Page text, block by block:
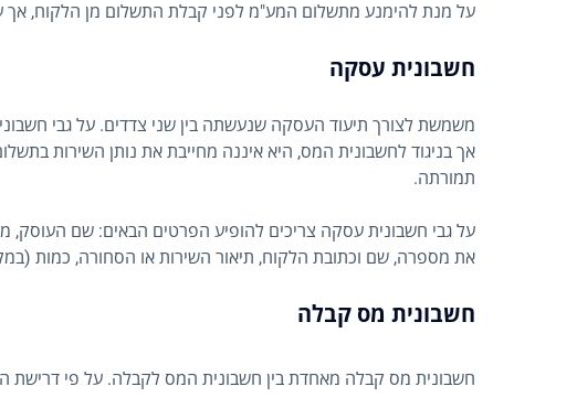
על מנת להימנע מתשלום המע"מ לפני קבלת התשלום מן הלקוח, אך
חשבונית עסקה
משמשת לצורך תיעוד העסקה שנעשתה בין שני צדדים. על גבי
אך בניגוד לחשבונית המס, היא איננה מחייבת את נותן השירות
תמורתה.
על גבי חשבונית עסקה צריכים להופיע הפרטים הבאים: שם
את מספרה, שם וכתובת הלקוח, תיאור השירות או הסחורה, כמות
חשבונית מס קבלה
חשבונית מס קבלה מאחדת בין חשבונית המס לקבלה. על פי דרישת